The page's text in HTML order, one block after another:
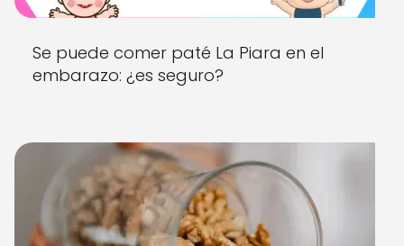
Se puede comer paté La Piara en el
embarazo: ¿es seguro?